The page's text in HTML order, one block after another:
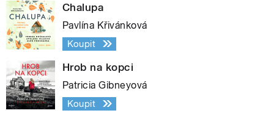
Chalupa
Pavlína Křivánková
Koupit
Hrob na kopci
Patricia Gibneyová
Koupit